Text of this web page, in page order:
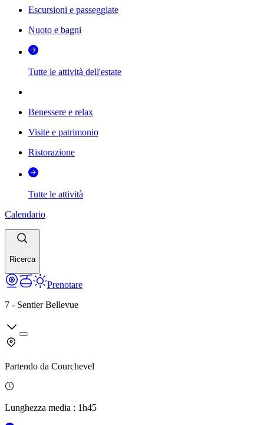
Escursioni e passeggiate
Nuoto e bagni
Tutte le attività dell'estate
Benessere e relax
Visite e patrimonio
Ristorazione
Tutte le attività
Calendario
Ricerca
Prenotare
7 - Sentier Bellevue
Partendo da Courchevel
Lunghezza media : 1h45